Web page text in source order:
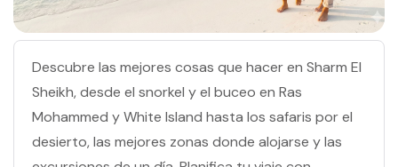
Descubre las mejores cosas que hacer en Sharm El
Sheikh, desde el snorkel y el buceo en Ras
Mohammed y White Island hasta los safaris por el
desierto, las mejores zonas donde alojarse y las